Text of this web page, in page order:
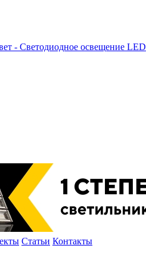
- Светодиодное освещение LED
Статьи Контакты